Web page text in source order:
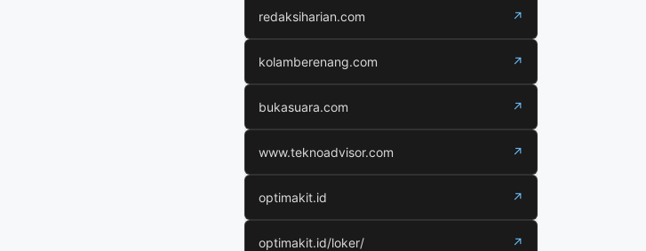
redaksiharian.com ↗
kolamberenang.com ↗
bukasuara.com ↗
www.teknoadvisor.com ↗
optimakit.id ↗
optimakit.id/loker/ ↗